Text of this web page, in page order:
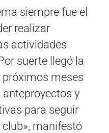
siempre fue el
realizar
actividades
suerte llegó la
próximos meses
y
para seguir
manifestó